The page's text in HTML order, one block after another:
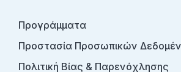
Προγράμματα
Προστασία Προσωπικών
Πολιτική Βίας & Παρενόχλησης